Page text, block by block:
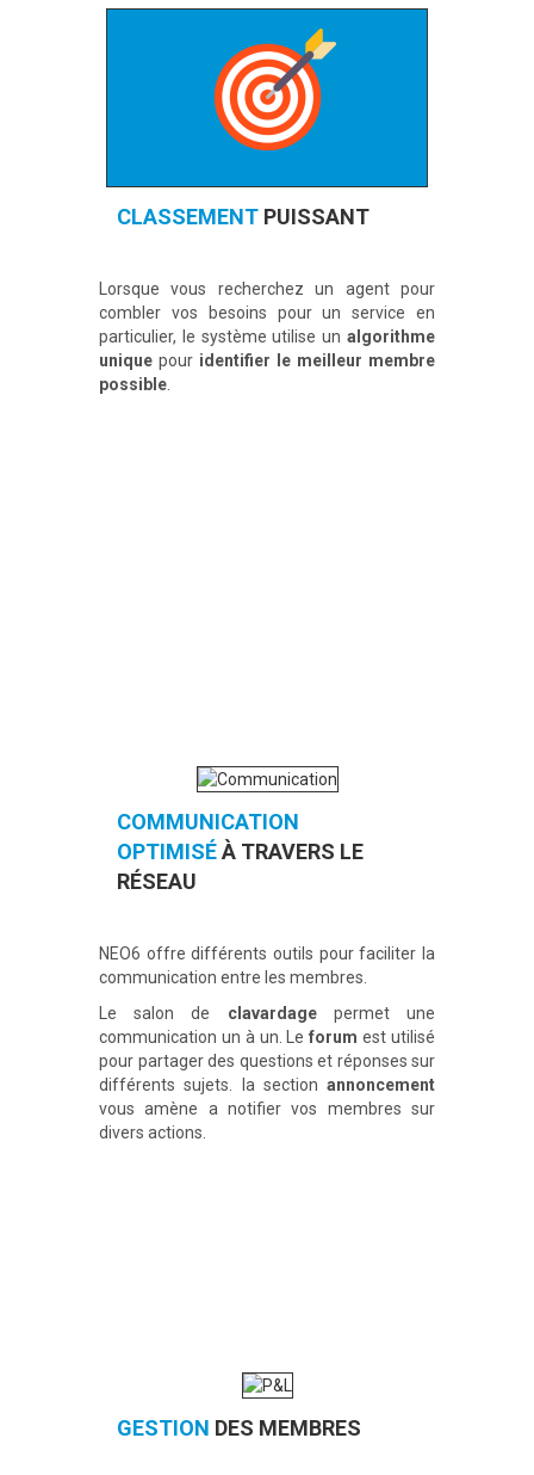
CLASSEMENT PUISSANT
Lorsque vous recherchez un agent pour
combler vos besoins pour un service en
particulier, le système utilise un algorithme
unique pour identifier le meilleur membre
possible
COMMUNICATION
OPTIMISÉÀ TRAVERS LE
RÉSEAU
NEO6 offre différents outils pour faciliter la
communication entre les membres.
Le salon de clavardagepermet une
communication un à un. Leforum est utilisé
pour partager des questions et réponses sur
différents sujets. la section annoncement
vous amène a notifier vos membres sur
divers actions.
GESTION DES MEMBRES